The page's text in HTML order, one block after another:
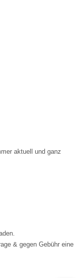
aktuell und ganz
& gegen Gebühr eine